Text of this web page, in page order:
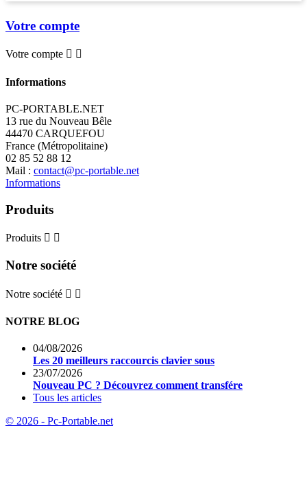
Votre compte
Votre compte  
Informations
PC-PORTABLE.NET
13 rue du Nouveau Bêle
44470 CARQUEFOU
France (Métropolitaine)
02 85 52 88 12
Mail : contact@pc-portable.net
Informations
Produits
Produits  
Notre société
Notre société  
NOTRE BLOG
04/08/2026
Les 20 meilleurs raccourcis clavier sous
23/07/2026
Nouveau PC ? Découvrez comment transfére
Tous les articles
© 2026 - Pc-Portable.net